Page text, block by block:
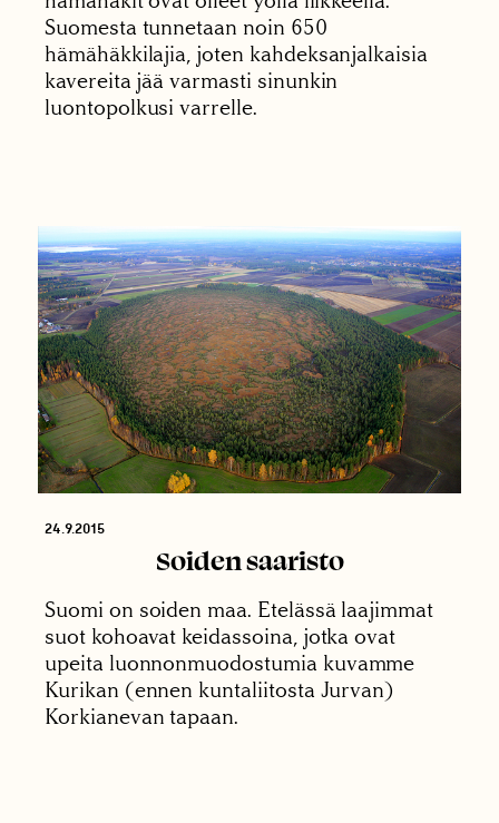
Suomesta tunnetaan noin 650
hämähäkkilajia, joten kahdeksanjalkaisia
kavereita jää varmasti sinunkin
luontopolkusi varrelle.
24.9.2015
Soiden saaristo
Suomi on soiden maa. Etelässä laajimmat
suot kohoavat keidassoina, jotka ovat
upeita luonnonmuodostumia kuvamme
Kurikan (ennen kuntaliitosta Jurvan)
Korkianevan tapaan.